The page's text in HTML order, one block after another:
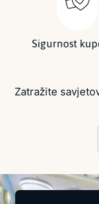
Sigurnost
Zatražite